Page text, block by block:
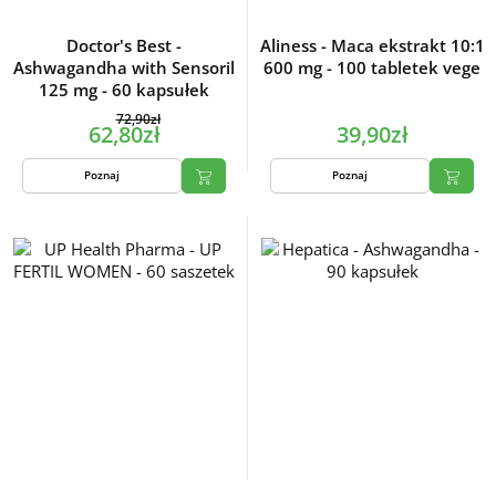
Doctor's Best -
Ashwagandha with Sensoril
125 mg - 60 kapsułek
72,90zł
62,80zł
Poznaj
Aliness - Maca ekstrakt 10:1
600 mg - 100 tabletek vege
39,90zł
Poznaj